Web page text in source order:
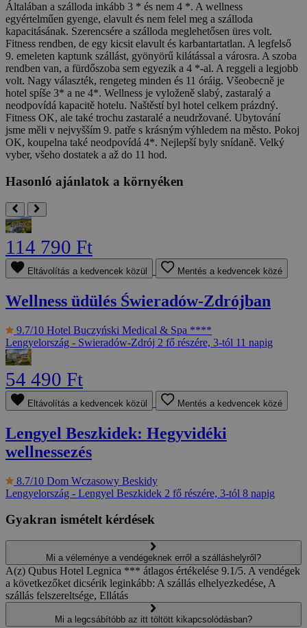
Általában a szálloda inkább 3 * és nem 4 *. A wellness
egyértelműen gyenge, elavult és nem felel meg a szálloda
kapacitásának. Szerencsére a szálloda meglehetősen üres volt.
Fitness rendben, de egy kicsit elavult és karbantartatlan. A legfelső
9. emeleten kaptunk szállást, gyönyörű kilátással a városra. A szoba
rendben van, a fürdőszoba sem egyezik a 4 *-al. A reggeli a legjobb
volt. Nagy választék, rengeteg minden és 11 óráig. Všeobecně je
hotel spíše 3* a ne 4*. Wellness je vyloženě slabý, zastaralý a
neodpovídá kapacitě hotelu. Naštěstí byl hotel celkem prázdný.
Fitness OK, ale také trochu zastaralé a neudržované. Ubytování
jsme měli v nejvyšším 9. patře s krásným výhledem na město. Pokoj
OK, koupelna také neodpovídá 4*. Nejlepší byly snídaně. Velký
vyber, všeho dostatek a až do 11 hod.
Hasonló ajánlatok a környéken
114 790 Ft
Eltávolítás a kedvencek közül Mentés a kedvencek közé
Wellness üdülés Świeradów-Zdrójban
9.7/10 Hotel Buczyński Medical & Spa ****
Lengyelország - Swieradów-Zdrój 2 fő részére, 3-tól 11 napig
54 490 Ft
Eltávolítás a kedvencek közül Mentés a kedvencek közé
Lengyel Beszkidek: Hegyvidéki
wellnessezés
8.7/10 Dom Wczasowy Beskidy
Lengyelország - Lengyel Beszkidek 2 fő részére, 3-tól 8 napig
Gyakran ismételt kérdések
Mi a véleménye a vendégeknek erről a szálláshelyről?
A(z) Qubus Hotel Legnica *** átlagos értékelése 9.1/5. A vendégek
a következőket dicsérik leginkább: A szállás elhelyezkedése, A
szállás felszereltsége, Ellátás
Mi a legcsábítóbb az itt töltött kikapcsolódásban?